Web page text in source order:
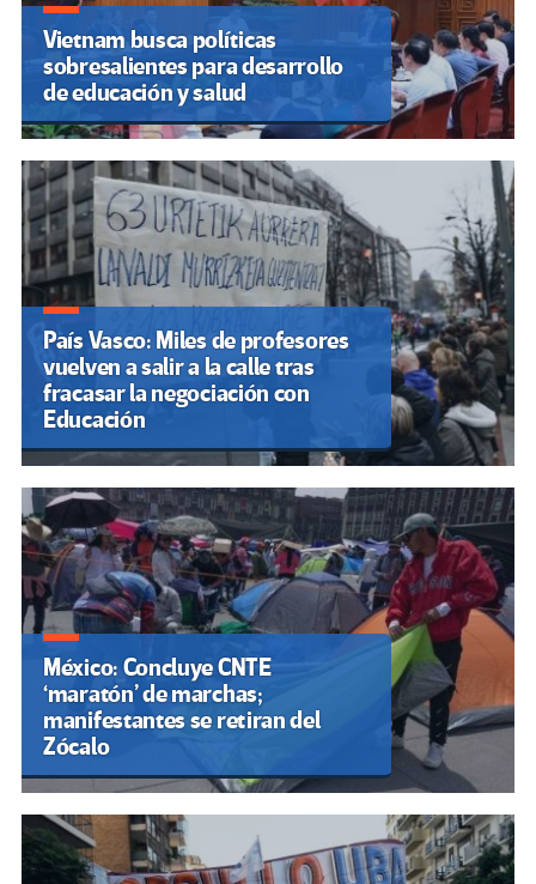
Vietnam busca políticas
sobresalientes para desarrollo
de educación y salud
País Vasco: Miles de profesores
vuelven a salir a la calle tras
fracasar la negociación con
Educación
México: Concluye CNTE
‘maratón’ de marchas;
manifestantes se retiran del
Zócalo